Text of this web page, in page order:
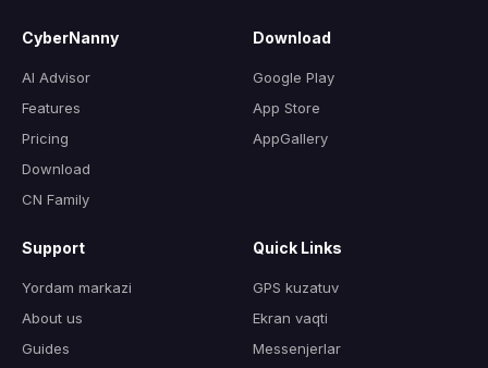
CyberNanny
AI Advisor
Features
Pricing
Download
CN Family
Download
Google Play
App Store
AppGallery
Support
Yordam markazi
About us
Guides
Quick Links
GPS kuzatuv
Ekran vaqti
Messenjerlar